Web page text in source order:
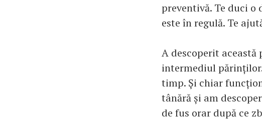
preventivă. Te duci
este în regulă. Te
A descoperit
intermediul
timp. Și chiar
tânără și am
de fus orar după ce